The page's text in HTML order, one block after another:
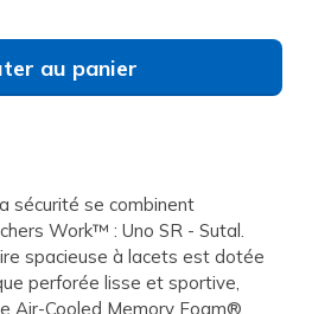
au panier
sécurité se combinent
Work™ : Uno SR - Sutal.
spacieuse à lacets est dotée
perforée lisse et sportive,
Air-Cooled Memory Foam®,